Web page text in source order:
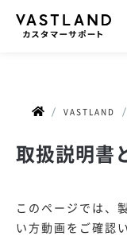
VASTLAND
取扱説明書
このページでは、
い方動画をご確認